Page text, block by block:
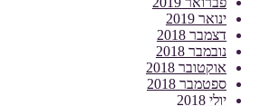
ינואר 2019
דצמבר 2018
נובמבר 2018
אוקטובר 2018
ספטמבר 2018
יולי 2018